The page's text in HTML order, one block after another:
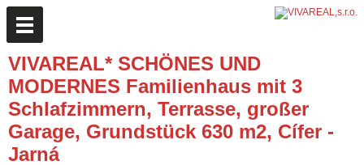
VIVAREAL* SCHÖNES UND
MODERNES Familienhaus mit 3
Schlafzimmern, Terrasse, großer
Garage, Grundstück 630 m2, Cífer -
Jarná